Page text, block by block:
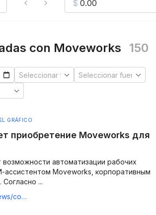
con Moveworks 150
GRÁFICO
приобретение Moveworks для
автоматизации рабочих
ассистентом Moveworks, корпоративным
Согласно ...
3037087